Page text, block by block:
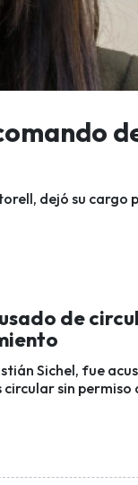
dejó su cargo
de
Sichel, fue
sin permiso